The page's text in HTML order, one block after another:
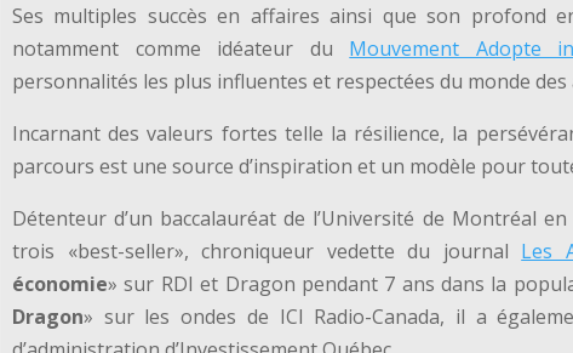
Ses multiples succès en affaires ainsi que son profond
notamment comme idéateur du Mouvement Adopte
personnalités les plus influentes et respectées du monde des
Incarnant des valeurs fortes telle la résilience, la
parcours est une source d’inspiration et un modèle pour
Détenteur d’un baccalauréat de l’Université de Montréal
trois «best-seller», chroniqueur vedette du journal Les
économie» sur RDI et Dragon pendant 7 ans dans la
Dragon» sur les ondes de ICI Radio-Canada, il a